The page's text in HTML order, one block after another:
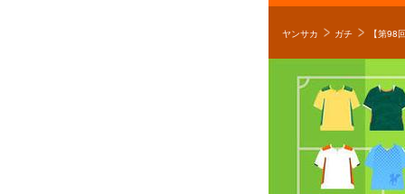
ヤンサカ ガチ